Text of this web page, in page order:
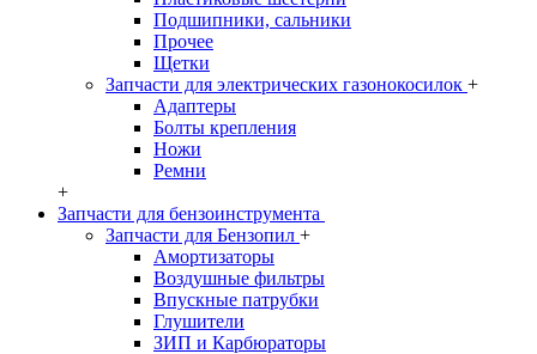
Подшипники, сальники
Прочее
Щетки
Запчасти для электрических газонокосилок +
Адаптеры
Болты крепления
Ножи
Ремни
+
Запчасти для бензоинструмента
Запчасти для Бензопил +
Амортизаторы
Воздушные фильтры
Впускные патрубки
Глушители
ЗИП и Карбюраторы